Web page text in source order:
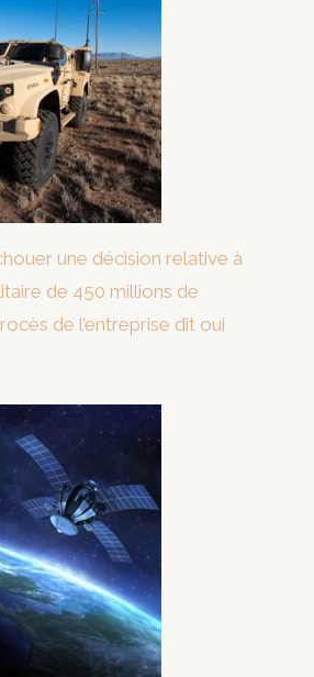
une décision relative à
de 450 millions de
de l’entreprise dit oui